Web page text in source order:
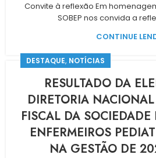
Convite à reflexão Em
SOBEP nos convida a
CONTINUE
DESTAQUE, NOTÍCIAS
RESULTADO DA
DIRETORIA
FISCAL DA SOCIEDADE
ENFERMEIROS
NA GESTÃO DE